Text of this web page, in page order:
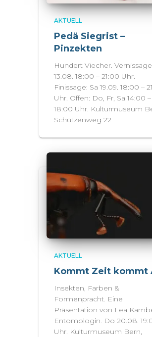
AKTUELL
Pedä Siegrist –
Pinzekten
Hundert Viecher.
13.08. 18:00 – 21:00 Uhr.
Finissage: Sa 19.09. 18:00 –
Uhr. Offen: Do, Fr, Sa 14:00 –
18:00 Uhr. Kulturmuseum
Schützenweg 22
AKTUELL
Kommt Zeit kommt
Insekten, Farben &
Formenpracht. Eine
Präsentation von Lea
Entomologin. Do 20.08.
Uhr. Kulturmuseum Bern,